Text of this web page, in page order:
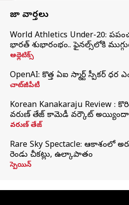
తాజా వార్తలు
World Athletics Under-20:
భారత్‌ శుభారంభం.. ఫైనల్స్‌లోకి
అథ్లెటిక్స్
OpenAI: కొత్త ఏఐ స్మార్ట్ స్పీకర్ ధర
చాట్‌జీపీటీ
Korean Kanakaraju Review :
వరుణ్ తేజ్ కామెడీ వర్కౌట్
వరుణ్ తేజ్
Rare Sky Spectacle: ఆకాశంలో
రెండు చీకట్లు, ఉల్కాపాతం
స్పెయిన్